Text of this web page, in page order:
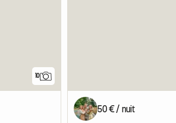
10
50 € / nuit